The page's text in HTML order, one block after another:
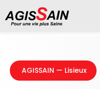
AGISSAIN — Lisieux